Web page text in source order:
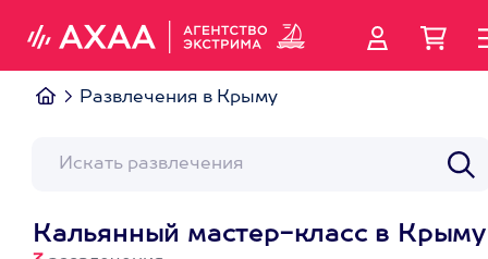
Развлечения в Крыму
Кальянный мастер-класс в Крыму